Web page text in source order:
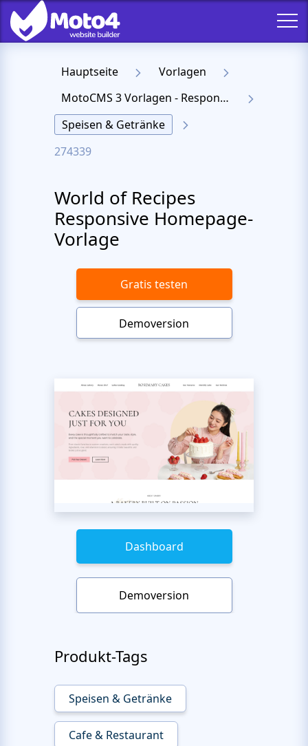
Hauptseite
Vorlagen
MotoCMS 3 Vorlagen - Responsive Templates für Website
Speisen & Getränke
274339
World of Recipes
Responsive Homepage-
Vorlage
Gratis testen
Demoversion
Dashboard
Demoversion
Produkt-Tags
Speisen & Getränke
Cafe & Restaurant